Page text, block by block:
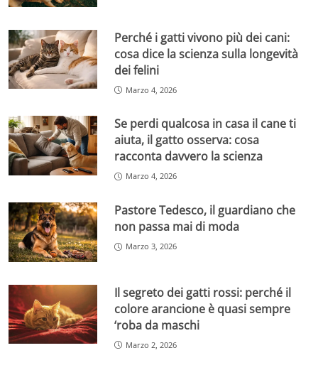
Perché i gatti vivono più dei cani:
cosa dice la scienza sulla longevità
dei felini
Marzo 4, 2026
Se perdi qualcosa in casa il cane ti
aiuta, il gatto osserva: cosa
racconta davvero la scienza
Marzo 4, 2026
Pastore Tedesco, il guardiano che
non passa mai di moda
Marzo 3, 2026
Il segreto dei gatti rossi: perché il
colore arancione è quasi sempre
‘roba da maschi
Marzo 2, 2026